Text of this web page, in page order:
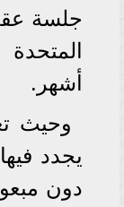
جلسة
أشهر.
وحيث
يجدد
دون